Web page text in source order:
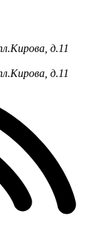
д.11
д.11